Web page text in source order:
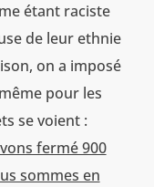
étant raciste
de leur ethnie
on a imposé
pour les
se voient :
fermé 900
sommes en